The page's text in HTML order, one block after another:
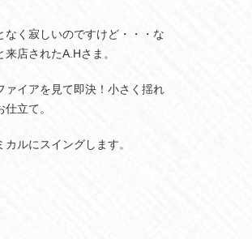
なく寂しいのですけど・・・な
店されたA.Hさま。
ァイアを見て即決！小さく揺れ
立て。
ルにスイングします。